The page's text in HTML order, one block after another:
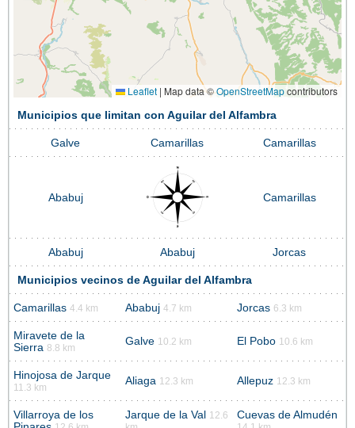
Leaflet | Map data ©OpenStreetMapcontributors
Municipios que limitan con Aguilar del Alfambra
Galve Camarillas Camarillas
Ababuj Camarillas
Ababuj Ababuj Jorcas
Municipios vecinos de Aguilar del Alfambra
Camarillas 4.4 km Ababuj 4.7 km Jorcas 6.3 km
Miravete de la
Sierra 8.8 km
Galve 10.2 km El Pobo 10.6 km
Hinojosa de Jarque
11.3 km
Aliaga 12.3 km Allepuz 12.3 km
Villarroya de los
Jarque de la Val
12.6
Cuevas de Almudén